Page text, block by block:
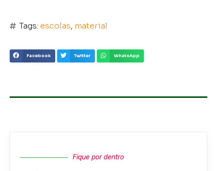
Tags: escolas, material
Facebook Twitter WhatsApp
Fique por dentro